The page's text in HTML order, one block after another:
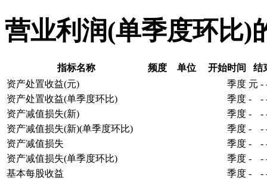
营业利润(单季度环比)
指标名称 频度 单位 开始时间
结
资产处置收益(元)
季度 元 -
资产处置收益(单季度环比)
季度 - -
资产减值损失(新)
季度 - -
资产减值损失(新)(单季度环比)
季度 - -
资产减值损失
季度 - -
资产减值损失(单季度环比)
季度 - -
基本每股收益
季度 - -